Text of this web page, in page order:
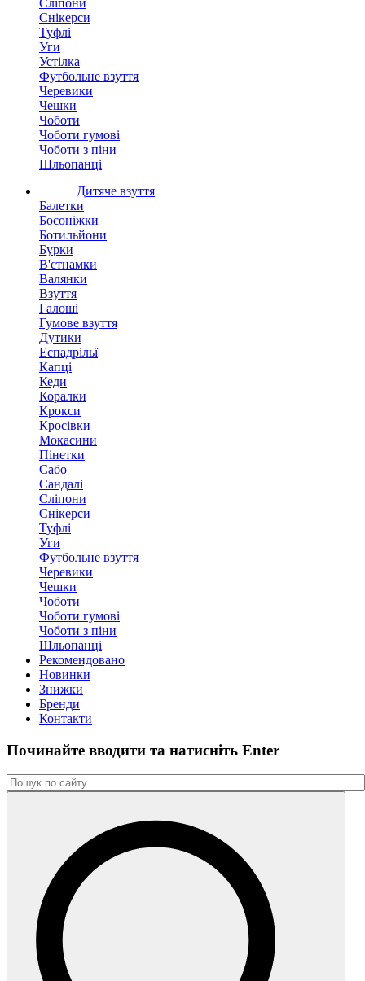
Сліпони
Снікерси
Туфлі
Уги
Устілка
Футбольне взуття
Черевики
Чешки
Чоботи
Чоботи гумові
Чоботи з піни
Шльопанці
Дитяче взуття
Балетки
Босоніжки
Ботильйони
Бурки
В'єтнамки
Валянки
Взуття
Галоші
Гумове взуття
Дутики
Еспадрільї
Капці
Кеди
Коралки
Крокси
Кросівки
Мокасини
Пінетки
Сабо
Сандалі
Сліпони
Снікерси
Туфлі
Уги
Футбольне взуття
Черевики
Чешки
Чоботи
Чоботи гумові
Чоботи з піни
Шльопанці
Рекомендовано
Новинки
Знижки
Бренди
Контакти
Починайте вводити та натиснiть Enter